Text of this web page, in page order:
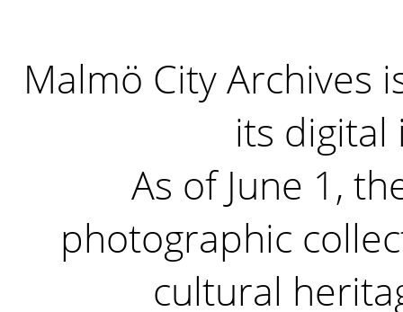
Malmö City Archives
its digital
As of June 1,
photographic
cultural